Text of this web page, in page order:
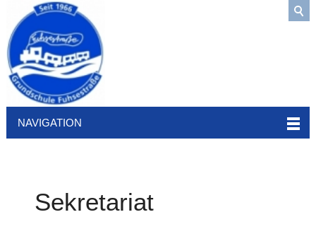
NAVIGATION
Sekretariat